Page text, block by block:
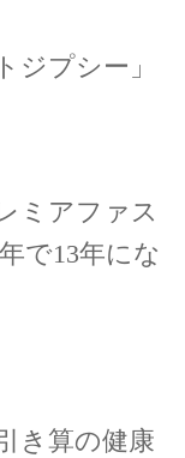
ジプシー」
ミアファス
で13年にな
き算の健康